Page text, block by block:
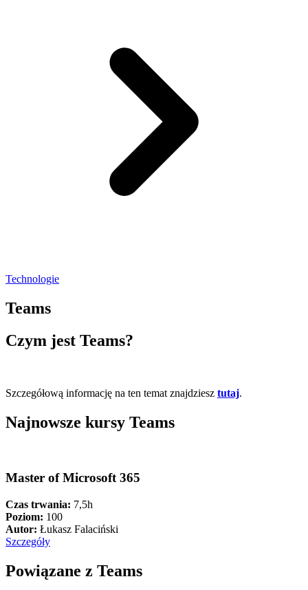
Technologie
Teams
Czym jest Teams?
Szczegółową informację na ten temat znajdziesz tutaj.
Najnowsze kursy Teams
Master of Microsoft 365
Czas trwania: 7,5h
Poziom: 100
Autor: Łukasz Falaciński
Szczegóły
Powiązane z Teams